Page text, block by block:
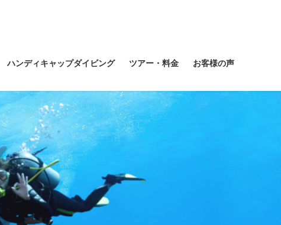
ハンディキャップダイビング ツアー・料金 お客様の声